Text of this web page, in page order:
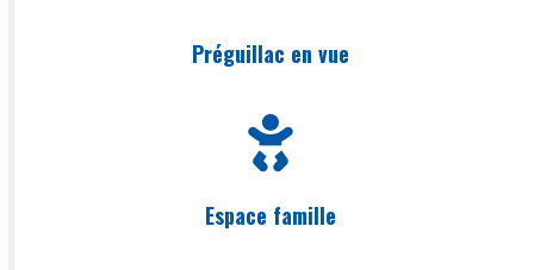
Préguillac en vue
Espace famille